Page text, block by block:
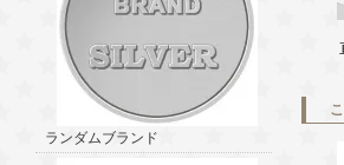
ランダムブランド